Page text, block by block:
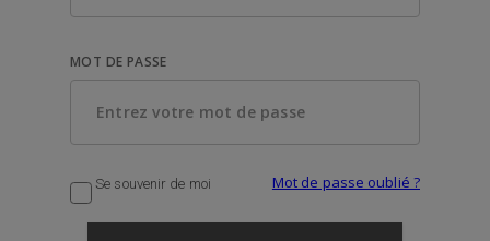
MOT DE PASSE
Se souvenir de moi Mot de passe oublié ?